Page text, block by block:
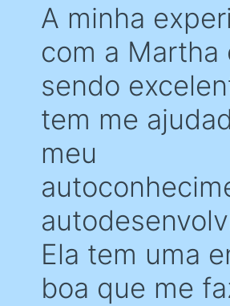
A minha
com a Martha
sendo
tem me
meu
Ela tem uma
boa que me